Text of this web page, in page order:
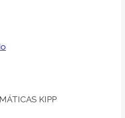
KIPP